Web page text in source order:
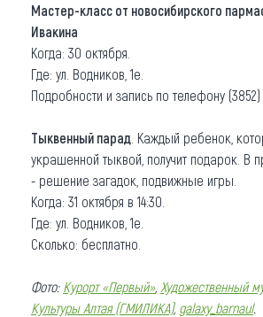
Мастер-класс от новосибирского
Ивакина
Когда: 30 октября.
Где: ул. Водников, 1е.
Подробности и запись по телефону (3852)
Тыквенный парад . Каждый ребенок,
украшенной тыквой, получит подарок. В
- решение загадок, подвижные игры.
Когда: 31 октября в 14:30.
Где: ул. Водников, 1е.
Сколько: бесплатно.
Фото: Курорт «Первый», Художественный
Культуры Алтая (ГМИЛИКА), galaxy_barnaul.